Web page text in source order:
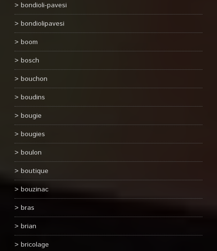
bondioli-pavesi
bondiolipavesi
boom
bosch
bouchon
boudins
bougie
bougies
boulon
boutique
bouzinac
bras
brian
bricolage